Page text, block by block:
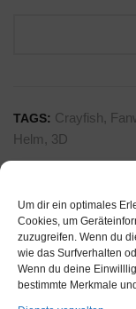
Um dir ein optimales
Cookies, um
zuzugreifen. Wenn du
wie das Surfverhalten
Wenn du deine
bestimmte Merkmale
3D-
Helm
Menge
t
e
a
v
e
TAGS: Crayfish,
Helm , 3D